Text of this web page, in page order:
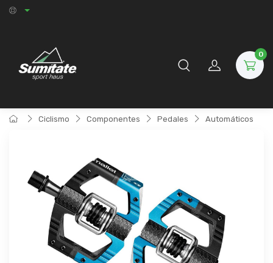
0
Ciclismo Componentes Pedales Automáticos